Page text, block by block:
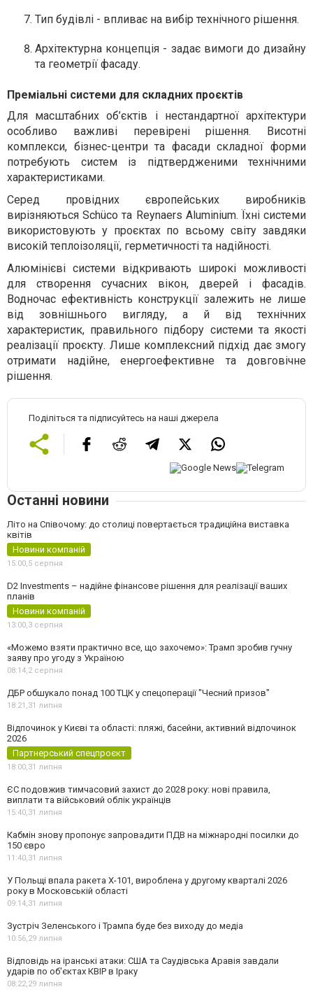
Тип будівлі - впливає на вибір технічного рішення.
Архітектурна концепція - задає вимоги до дизайну
та геометрії фасаду.
Преміальні системи для складних проєктів
Для масштабних об’єктів і нестандартної архітектури
особливо важливі перевірені рішення. Висотні
комплекси, бізнес-центри та фасади складної форми
потребують систем із підтвердженими технічними
характеристиками.
Серед провідних європейських виробників
вирізняються Schüco та Reynaers Aluminium. Їхні системи
використовують у проєктах по всьому світу завдяки
високій теплоізоляції, герметичності та надійності.
Алюмінієві системи відкривають широкі можливості
для створення сучасних вікон, дверей і фасадів.
Водночас ефективність конструкції залежить не лише
від зовнішнього вигляду, а й від технічних
характеристик, правильного підбору системи та якості
реалізації проєкту. Лише комплексний підхід дає змогу
отримати надійне, енергоефективне та довговічне
рішення.
Поділіться та підписуйтесь на наші джерела
Останні новини
Літо на Співочому: до столиці повертається традиційна виставка
квітів
Новини компаній
15:00, 5 серпня
D2 Investments – надійне фінансове рішення для реалізації ваших
планів
Новини компаній
13:00, 3 серпня
«Можемо взяти практично все, що захочемо»: Трамп зробив гучну
заяву про угоду з Україною
08:14, 2 серпня
ДБР обшукало понад 100 ТЦК у спецоперації "Чесний призов"
18:21, 31 липня
Відпочинок у Києві та області: пляжі, басейни, активний відпочинок
2026
Партнерський спецпроєкт
18:00, 31 липня
ЄС подовжив тимчасовий захист до 2028 року: нові правила,
виплати та військовий облік українців
15:40, 31 липня
Кабмін знову пропонує запровадити ПДВ на міжнародні посилки до
150 євро
11:40, 31 липня
У Польщі впала ракета Х-101, вироблена у другому кварталі 2026
року в Московській області
09:14, 31 липня
Зустріч Зеленського і Трампа буде без виходу до медіа
10:56, 29 липня
Відповідь на іранські атаки: США та Саудівська Аравія завдали
ударів по об'єктах КВІР в Іраку
08:22, 29 липня